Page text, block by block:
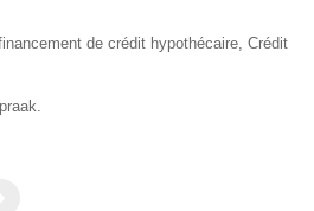
de crédit hypothécaire, Crédit